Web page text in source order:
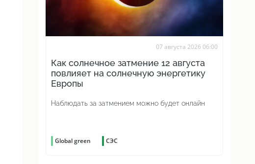
07 августа 2026 06:00
Как солнечное затмение 12 августа
повлияет на солнечную энергетику
Европы
Наблюдать за затмением можно будет онлайн
Global green СЭС